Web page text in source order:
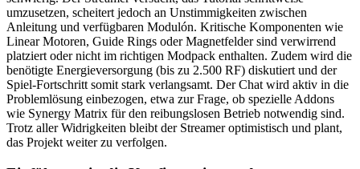
umzusetzen, scheitert jedoch an Unstimmigkeiten zwischen
Anleitung und verfügbaren Modulón. Kritische Komponenten wie
Linear Motoren, Guide Rings oder Magnetfelder sind verwirrend
platziert oder nicht im richtigen Modpack enthalten. Zudem wird die
benötigte Energieversorgung (bis zu 2.500 RF) diskutiert und der
Spiel-Fortschritt somit stark verlangsamt. Der Chat wird aktiv in die
Problemlösung einbezogen, etwa zur Frage, ob spezielle Addons
wie Synergy Matrix für den reibungslosen Betrieb notwendig sind.
Trotz aller Widrigkeiten bleibt der Streamer optimistisch und plant,
das Projekt weiter zu verfolgen.